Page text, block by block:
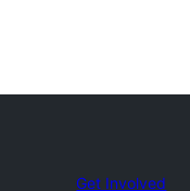
Get Involved